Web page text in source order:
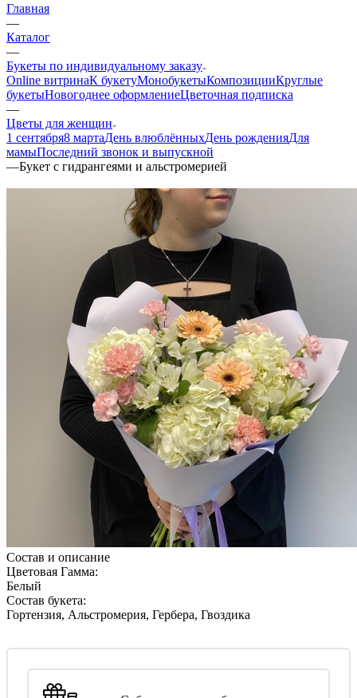
Главная
—
Каталог
—
Букеты по индивидуальному заказу
Online витринаК букетуМонобукетыКомпозицииКруглые
букетыНовогоднее оформлениеЦветочная подписка
—
Цветы для женщин
1 сентября8 мартаДень влюблённыхДень рожденияДля
мамыПоследний звонок и выпускной
—Букет с гидрангеями и альстромерией
Состав и описание
Цветовая Гамма:
Белый
Состав букета:
Гортензия, Альстромерия, Гербера, Гвоздика